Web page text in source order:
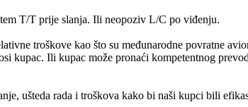
T/T prije slanja. Ili neopoziv L/C po viđenju.
troškove kao što su međunarodne povratne
kupac. Ili kupac može pronaći kompetentnog
ušteda rada i troškova kako bi naši kupci bili